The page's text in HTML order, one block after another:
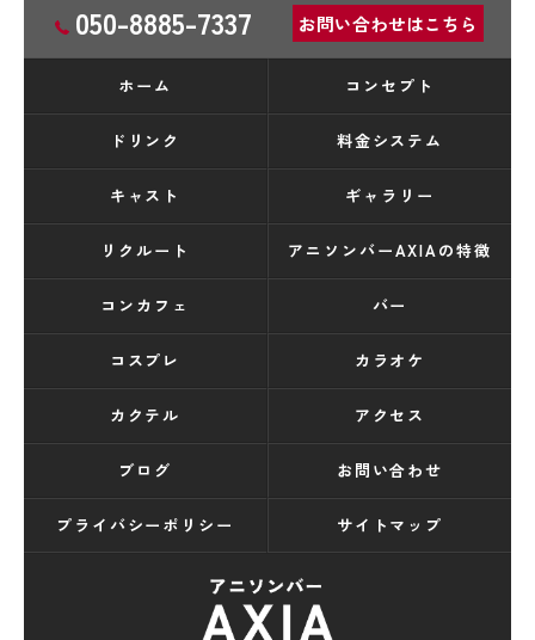
050-8885-7337 お問い合わせはこちら
ホーム コンセプト
ドリンク 料金システム
キャスト ギャラリー
リクルート アニソンバーAXIAの特徴
コンカフェ バー
コスプレ カラオケ
カクテル アクセス
ブログ お問い合わせ
プライバシーポリシー サイトマップ